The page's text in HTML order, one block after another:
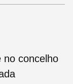
no concelho